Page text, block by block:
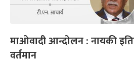
माओवादी आन्दोलन : नायकी